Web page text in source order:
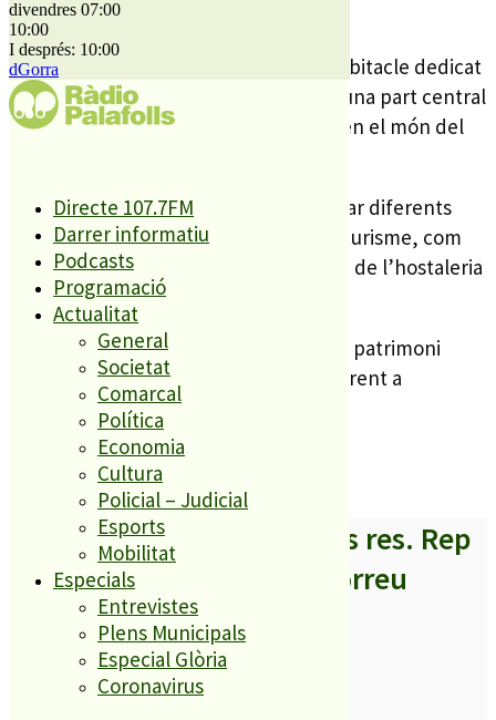
divendres 07:00
10:00
I després: 10:00
dGorra
Directe 107.7FM
Darrer informatiu
Podcasts
Programació
Actualitat
General
Societat
Comarcal
Política
Economia
Cultura
Policial – Judicial
Esports
Mobilitat
Especials
Entrevistes
Plens Municipals
Especial Glòria
Coronavirus
dividits en tres espais.
Una zona de promoció turística, un habitacle dedicat
a l’organització Mundial del Turisme i una part central
dedicada a tots els àmbits que envolten el món del
En aquest últim sector es podran trobar diferents
sales dedicades als diversos eixos del turisme, com
pot ser la seva pròpia història o al món de l’hostaleria
i la restauració.
El Museu del Turisme formarà part del patrimoni
Cultural de Calella i pretén ser un referent a
Catalunya i a l’exterior.
A partir d’ara no et perdis res. Rep
els titulars al teu correu
SUBSCRIURE’M